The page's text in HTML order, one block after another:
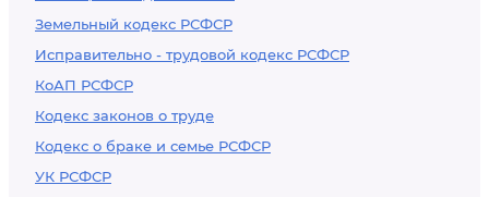
Земельный кодекс РСФСР
Исправительно - трудовой кодекс РСФСР
КоАП РСФСР
Кодекс законов о труде
Кодекс о браке и семье РСФСР
УК РСФСР